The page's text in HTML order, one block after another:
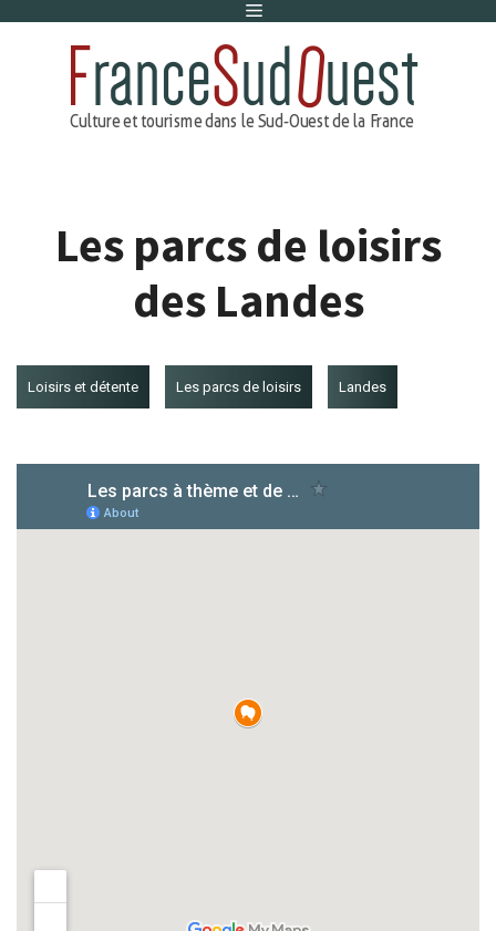
Menu
Les parcs de loisirs
des Landes
Loisirs et détente Les parcs de loisirs Landes